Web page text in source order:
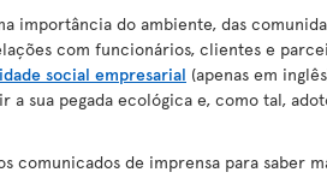
importância do ambiente, das
com funcionários, clientes e
social empresarial (apenas em
a sua pegada ecológica e, como tal,
comunicados de imprensa para saber